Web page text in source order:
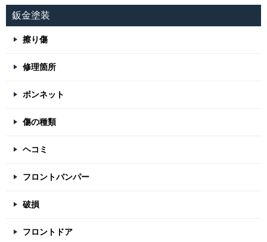
鈑金塗装
擦り傷
修理箇所
ボンネット
傷の種類
ヘコミ
フロントバンパー
破損
フロントドア